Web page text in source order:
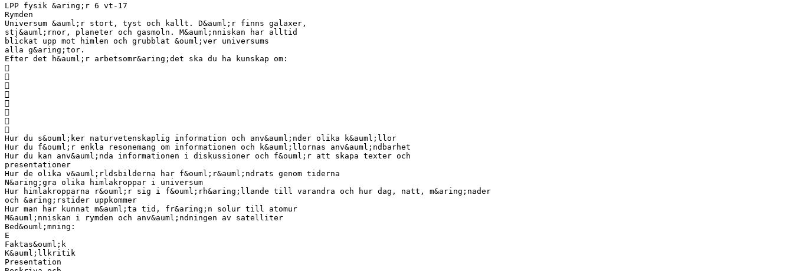
LPP fysik &aring;r 6 vt-17
Rymden
Universum &auml;r stort, tyst och kallt. D&auml;r finns galaxer,
stj&auml;rnor, planeter och gasmoln. M&auml;nniskan har alltid
blickat upp mot himlen och grubblat &ouml;ver universums
alla g&aring;tor.
Efter det h&auml;r arbetsomr&aring;det ska du ha kunskap om:








Hur du s&ouml;ker naturvetenskaplig information och anv&auml;nder olika k&auml;llor
Hur du f&ouml;r enkla resonemang om informationen och k&auml;llornas anv&auml;ndbarhet
Hur du kan anv&auml;nda informationen i diskussioner och f&ouml;r att skapa texter och
presentationer
Hur de olika v&auml;rldsbilderna har f&ouml;r&auml;ndrats genom tiderna
N&aring;gra olika himlakroppar i universum
Hur himlakropparna r&ouml;r sig i f&ouml;rh&aring;llande till varandra och hur dag, natt, m&aring;nader
och &aring;rstider uppkommer
Hur man har kunnat m&auml;ta tid, fr&aring;n solur till atomur
M&auml;nniskan i rymden och anv&auml;ndningen av satelliter
Bed&ouml;mning:
E
Faktas&ouml;k
K&auml;llkritik
Presentation